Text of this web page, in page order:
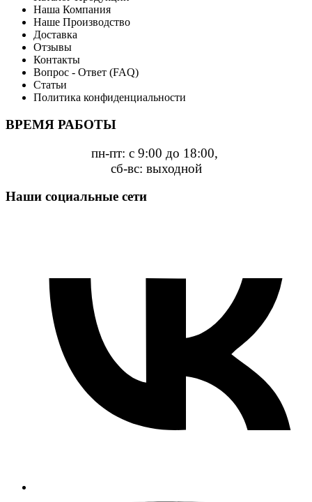
Наша Компания
Наше Производство
Доставка
Отзывы
Контакты
Вопрос - Ответ (FAQ)
Статьи
Политика конфиденциальности
ВРЕМЯ РАБОТЫ
пн-пт: с 9:00 до 18:00,
сб-вс: выходной
Наши социальные сети